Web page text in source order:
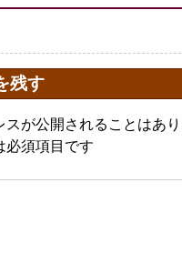
残す
スが公開されることはあり
必須項目です